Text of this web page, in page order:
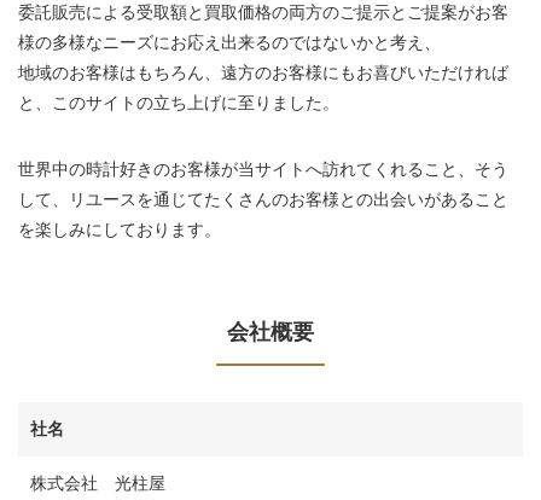
委託販売による受取額と買取価格の両方のご提示とご提案がお客
様の多様なニーズにお応え出来るのではないかと考え、
地域のお客様はもちろん、遠方のお客様にもお喜びいただければ
と、このサイトの立ち上げに至りました。
世界中の時計好きのお客様が当サイトへ訪れてくれること、そう
して、リユースを通じてたくさんのお客様との出会いがあること
を楽しみにしております。
会社概要
社名
株式会社 光柱屋